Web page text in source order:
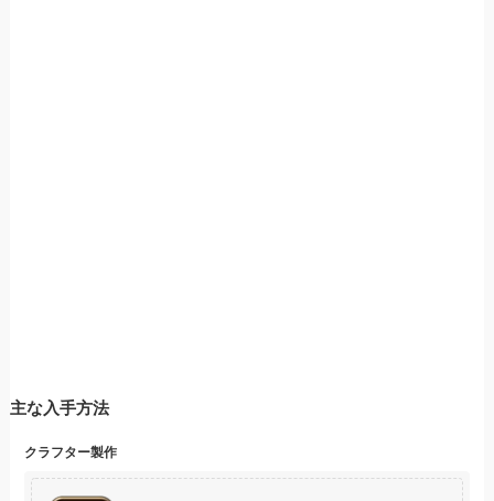
主な入手方法
クラフター製作